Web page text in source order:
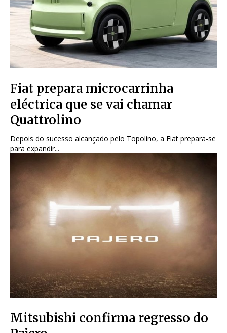
Fiat prepara microcarrinha
eléctrica que se vai chamar
Quattrolino
Depois do sucesso alcançado pelo Topolino, a Fiat prepara-se
para expandir...
Mitsubishi confirma regresso do